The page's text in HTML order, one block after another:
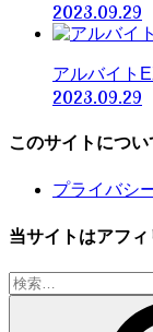
2023.09.29
アルバイト
2023.09.29
このサイトについ
プライバシ
当サイトはアフ
検
索: